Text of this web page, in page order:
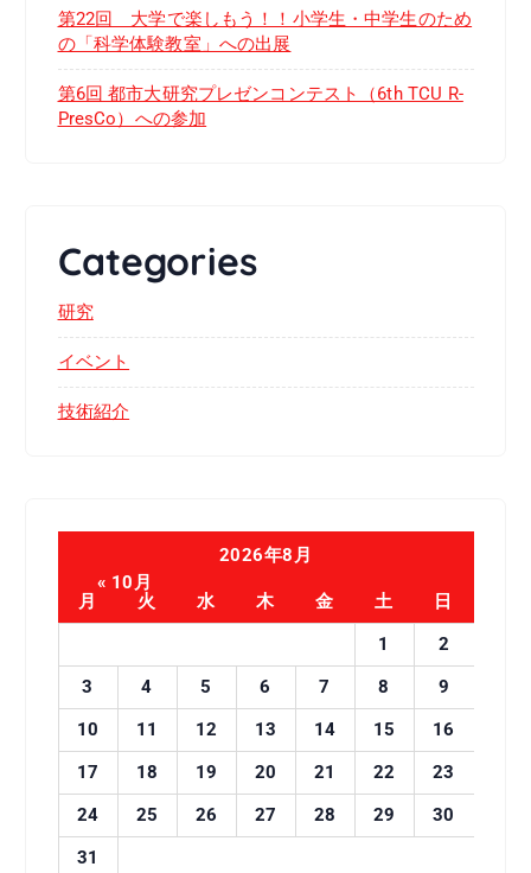
第22回 大学で楽しもう！！小学生・中学生のため
の「科学体験教室」への出展
第6回 都市大研究プレゼンコンテスト（6th TCU R-
PresCo）への参加
Categories
研究
イベント
技術紹介
2026年8月
月 火 水 木 金 土
日
1
2
3
4 5 6 7 8
9
10
11 12 13 14 15
16
17
18 19 20 21 22
23
24
25 26 27 28 29
30
31
« 10月